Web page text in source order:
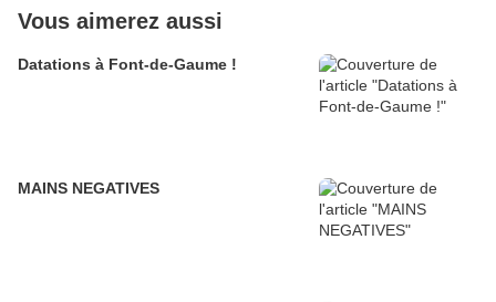
Vous aimerez aussi
Datations à Font-de-Gaume !
MAINS NEGATIVES